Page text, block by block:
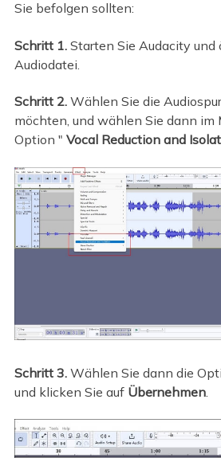
Sie befolgen sollten:
Schritt 1.Starten Sie Audacity und
Audiodatei.
Schritt 2.Wählen Sie die
möchten, und wählen Sie dann im
Option " Vocal Reduction and
Schritt 3. Wählen Sie dann die
und klicken Sie auf Übernehmen.